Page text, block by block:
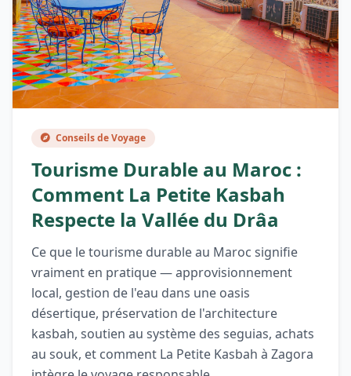
Conseils de Voyage
Tourisme Durable au Maroc :
Comment La Petite Kasbah
Respecte la Vallée du Drâa
Ce que le tourisme durable au Maroc signifie
vraiment en pratique — approvisionnement
local, gestion de l'eau dans une oasis
désertique, préservation de l'architecture
kasbah, soutien au système des seguias, achats
au souk, et comment La Petite Kasbah à Zagora